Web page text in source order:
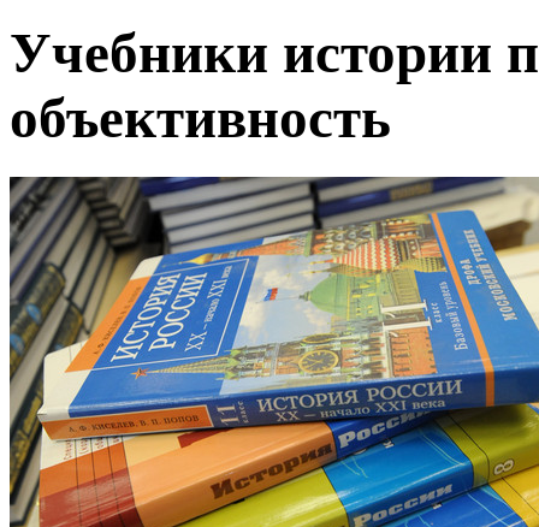
Учебники истории
объективность